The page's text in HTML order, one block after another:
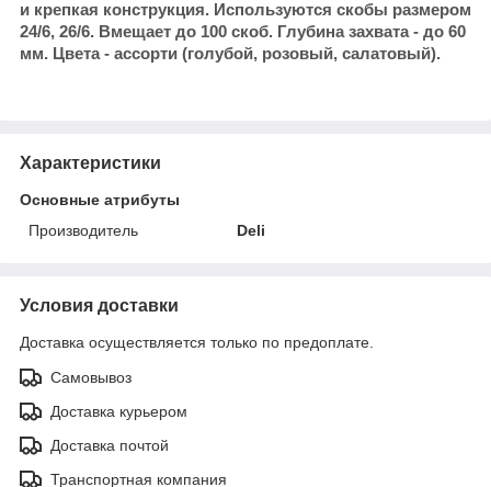
и крепкая конструкция. Используются скобы размером
24/6, 26/6. Вмещает до 100 скоб. Глубина захвата - до 60
мм. Цвета - ассорти (голубой, розовый, салатовый).
Характеристики
Основные атрибуты
Производитель
Deli
Условия доставки
Доставка осуществляется только по предоплате.
Самовывоз
Доставка курьером
Доставка почтой
Транспортная компания